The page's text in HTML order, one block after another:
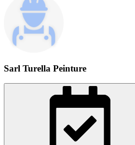
Sarl Turella Peinture